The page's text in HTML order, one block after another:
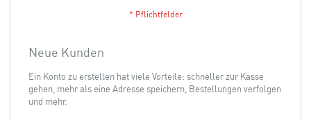
Neue Kunden
Ein Konto zu erstellen hat viele Vorteile: schneller zur Kasse
gehen, mehr als eine Adresse speichern, Bestellungen verfolgen
und mehr.